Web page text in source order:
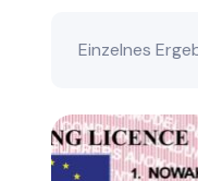
Einzelnes